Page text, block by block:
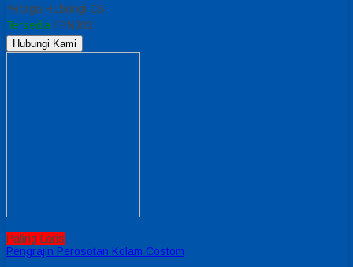
*Harga Hubungi CS
Tersedia / PNJ01
Hubungi Kami
Paling Laris
Pengrajin Perosotan Kolam Costom